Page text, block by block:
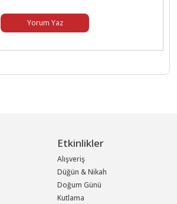
Yorum Yaz
Etkinlikler
Alışveriş
Düğün & Nikah
Doğum Günü
Kutlama